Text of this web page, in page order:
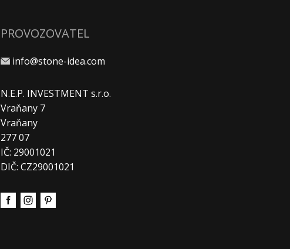
PROVOZOVATEL
info@stone-idea.com
N.E.P. INVESTMENT s.r.o.
Vraňany 7
Vraňany
277 07
IČ: 29001021
DIČ: CZ29001021